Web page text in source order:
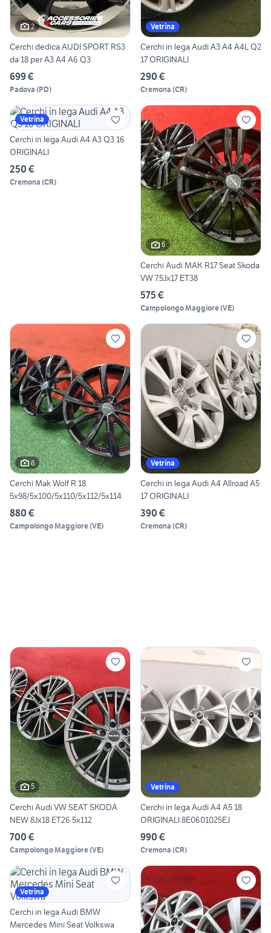
2
Cerchi dedica AUDI SPORT RS3
da 18 per A3 A4 A6 Q3
699 €
Padova (PD)
Vetrina
Cerchi in lega Audi A3 A4 A4L Q2
17 ORIGINALI
290 €
Cremona (CR)
Vetrina
Cerchi in lega Audi A4 A3 Q3 16
ORIGINALI
250 €
Cremona (CR)
6
Cerchi Audi MAK R17 Seat Skoda
VW 7.5Jx17 ET38
575 €
Campolongo Maggiore(VE)
6
Cerchi Mak Wolf R 18
5x98/5x100/5x110/5x112/5x114
880 €
Campolongo Maggiore(VE)
Vetrina
Cerchi in lega Audi A4 Allroad A5
17 ORIGINALI
390 €
Cremona (CR)
5
Cerchi Audi VW SEAT SKODA
NEW 8Jx18 ET26 5x112
700 €
Campolongo Maggiore(VE)
Vetrina
Cerchi in lega Audi A4 A5 18
ORIGINALI 8E0601025EJ
990 €
Cremona (CR)
Vetrina
Cerchi in lega Audi BMW
Mercedes Mini Seat Volkswa